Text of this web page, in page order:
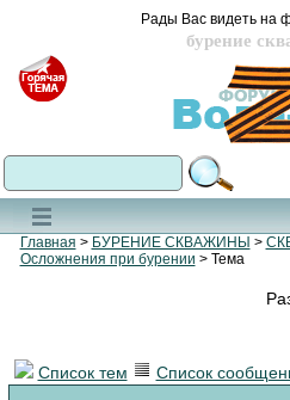
бурение
Рады Вас видеть на
Главная > БУРЕНИЕ СКВАЖИНЫ >
Осложнения при бурении > Тема
Список тем Список